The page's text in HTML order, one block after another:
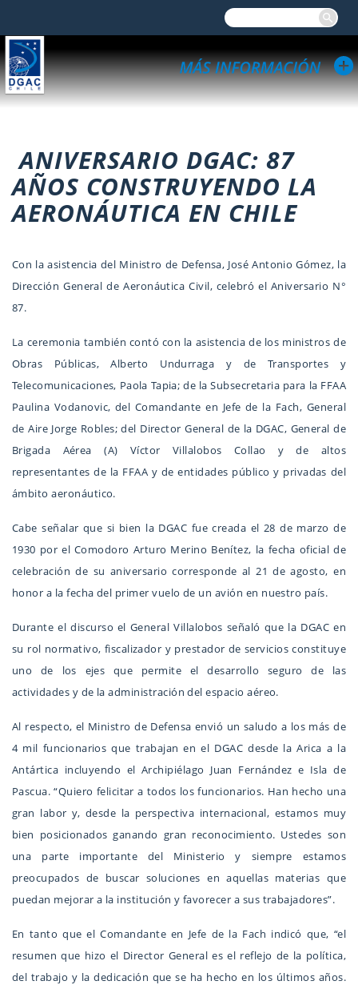
ANIVERSARIO DGAC: 87
AÑOS CONSTRUYENDO LA
AERONÁUTICA EN CHILE
Con la asistencia del Ministro de Defensa, José Antonio Gómez, la
Dirección General de Aeronáutica Civil, celebró el Aniversario N°
87.
La ceremonia también contó con la asistencia de los ministros de
Obras Públicas, Alberto Undurraga y de Transportes y
Telecomunicaciones, Paola Tapia; de la Subsecretaria para la FFAA
Paulina Vodanovic, del Comandante en Jefe de la Fach, General
de Aire Jorge Robles; del Director General de la DGAC, General de
Brigada Aérea (A) Víctor Villalobos Collao y de altos
representantes de la FFAA y de entidades público y privadas del
ámbito aeronáutico.
Cabe señalar que si bien la DGAC fue creada el 28 de marzo de
1930 por el Comodoro Arturo Merino Benítez, la fecha oficial de
celebración de su aniversario corresponde al 21 de agosto, en
honor a la fecha del primer vuelo de un avión en nuestro país.
Durante el discurso el General Villalobos señaló que la DGAC en
su rol normativo, fiscalizador y prestador de servicios constituye
uno de los ejes que permite el desarrollo seguro de las
actividades y de la administración del espacio aéreo.
Al respecto, el Ministro de Defensa envió un saludo a los más de
4 mil funcionarios que trabajan en el DGAC desde la Arica a la
Antártica incluyendo el Archipiélago Juan Fernández e Isla de
Pascua. “Quiero felicitar a todos los funcionarios. Han hecho una
gran labor y, desde la perspectiva internacional, estamos muy
bien posicionados ganando gran reconocimiento. Ustedes son
una parte importante del Ministerio y siempre estamos
preocupados de buscar soluciones en aquellas materias que
puedan mejorar a la institución y favorecer a sus trabajadores”.
En tanto que el Comandante en Jefe de la Fach indicó que, “el
resumen que hizo el Director General es el reflejo de la política,
del trabajo y la dedicación que se ha hecho en los últimos años.